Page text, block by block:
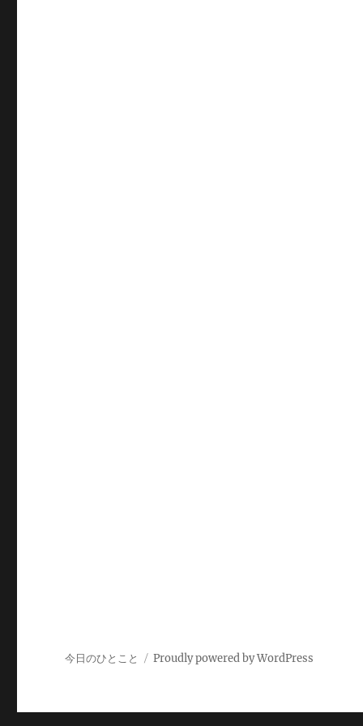
今日のひとこと Proudly powered by WordPress